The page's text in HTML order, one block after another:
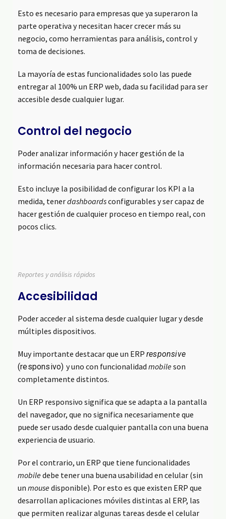
Esto es necesario para empresas que ya superaron la
parte operativa y necesitan hacer crecer más su
negocio, como herramientas para análisis, control y
toma de decisiones.
La mayoría de estas funcionalidades solo las puede
entregar al 100% un ERP web, dada su facilidad para ser
accesible desde cualquier lugar.
Control del negocio
Poder analizar información y hacer gestión de la
información necesaria para hacer control.
Esto incluye la posibilidad de configurar los KPI a la
medida, tenerdashboardsconfigurables y ser capaz de
hacer gestión de cualquier proceso en tiempo real, con
pocos clics.
Reportes y análisis rápidos
Accesibilidad
Poder acceder al sistema desde cualquier lugar y desde
múltiples dispositivos.
Muy importante destacar que un ERP responsive
(responsivo) y uno con funcionalidad mobileson
completamente distintos.
Un ERP responsivo significa que se adapta a la pantalla
del navegador, que no significa necesariamente que
puede ser usado desde cualquier pantalla con una buena
experiencia de usuario.
Por el contrario, un ERP que tiene funcionalidades
mobiledebe tener una buena usabilidad en celular (sin
un mousedisponible). Por esto es que existen ERP que
desarrollan aplicaciones móviles distintas al ERP, las
que permiten realizar algunas tareas desde el celular